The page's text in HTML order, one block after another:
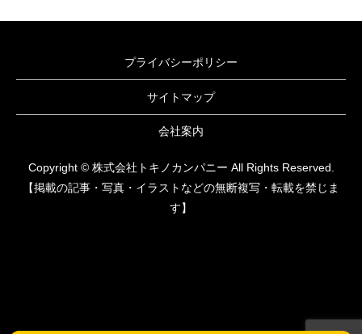
プライバシーポリシー
サイトマップ
会社案内
Copyright © 株式会社トキノカンパニー All Rights Reserved.
【掲載の記事・写真・イラストなどの無断複写・転載を禁じま
す】